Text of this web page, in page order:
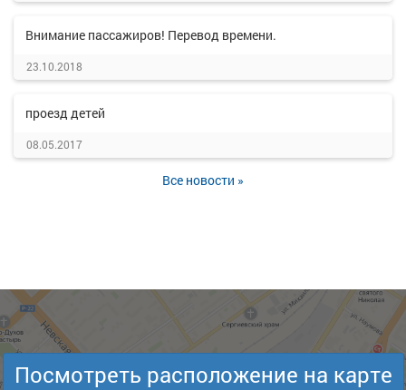
Внимание пассажиров! Перевод времени.
23.10.2018
проезд детей
08.05.2017
Все новости »
Посмотреть расположение на карте